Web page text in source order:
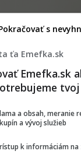
ťa Emefka.sk
Emefka.sk
tvoj
a obsah, meranie
a vývoj služieb
k informáciám
s